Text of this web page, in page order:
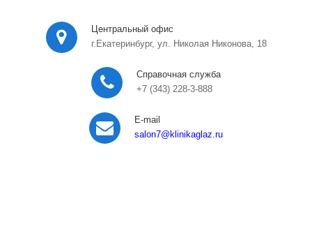
Центральный офис
г.Екатеринбург, ул. Николая Никонова, 18
Справочная служба
+7 (343) 228-3-888
E-mail
salon7@klinikaglaz.ru